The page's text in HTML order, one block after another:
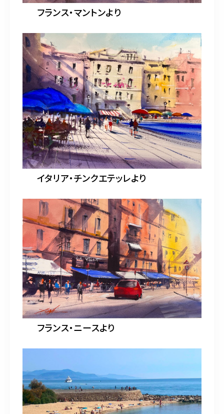
フランス・マントンより
イタリア・チンクエテッレより
フランス・ニースより